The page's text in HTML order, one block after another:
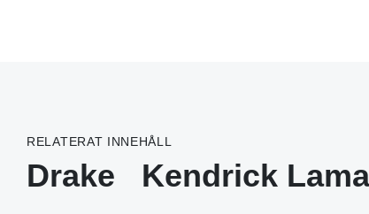
RELATERAT INNEHÅLL
Drake Kendrick